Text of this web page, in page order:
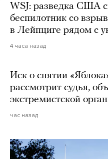
WSJ: разведка США
беспилотник со
в Лейпциге рядом с
4 часа назад
Иск о снятии
рассмотрит судья,
экстремистской
час назад